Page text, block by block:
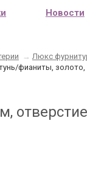
Новости
→ Люкс
фианиты,